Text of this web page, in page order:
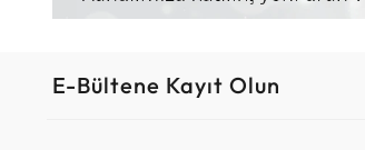
E-Bültene Kayıt Olun